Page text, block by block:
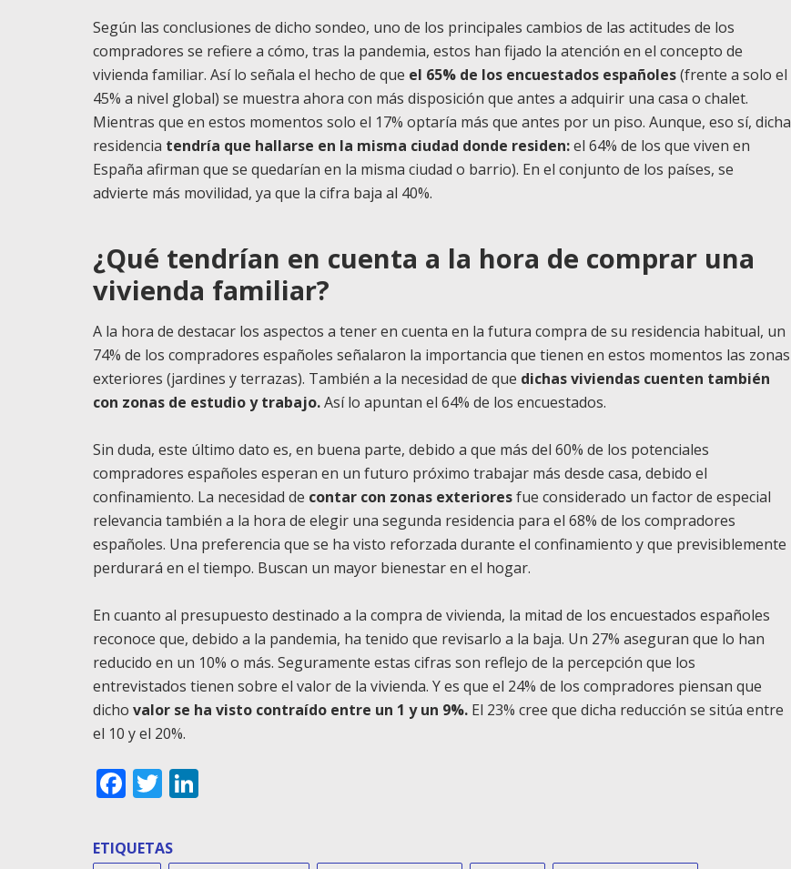
Según las conclusiones de dicho sondeo, uno de los principales cambios de las actitudes de los
compradores se refiere a cómo, tras la pandemia, estos han fijado la atención en el concepto de
vivienda familiar. Así lo señala el hecho de que el 65% de los encuestados españoles(frente a solo el
45% a nivel global) se muestra ahora con más disposición que antes a adquirir una casa o chalet.
Mientras que en estos momentos solo el 17% optaría más que antes por un piso. Aunque, eso sí, dicha
residencia tendría que hallarse en la misma ciudad donde residen:el 64% de los que viven en
España afirman que se quedarían en la misma ciudad o barrio). En el conjunto de los países, se
advierte más movilidad, ya que la cifra baja al 40%.
¿Qué tendrían en cuenta a la hora de comprar una
vivienda familiar?
A la hora de destacar los aspectos a tener en cuenta en la futura compra de su residencia habitual, un
74% de los compradores españoles señalaron la importancia que tienen en estos momentos las zonas
exteriores (jardines y terrazas). También a la necesidad de que dichas viviendas cuenten también
con zonas de estudio y trabajo.Así lo apuntan el 64% de los encuestados.
Sin duda, este último dato es, en buena parte, debido a que más del 60% de los potenciales
compradores españoles esperan en un futuro próximo trabajar más desde casa, debido el
confinamiento. La necesidad de contar con zonas exterioresfue considerado un factor de especial
relevancia también a la hora de elegir una segunda residencia para el 68% de los compradores
españoles. Una preferencia que se ha visto reforzada durante el confinamiento y que previsiblemente
perdurará en el tiempo. Buscan un mayor bienestar en el hogar.
En cuanto al presupuesto destinado a la compra de vivienda, la mitad de los encuestados españoles
reconoce que, debido a la pandemia, ha tenido que revisarlo a la baja. Un 27% aseguran que lo han
reducido en un 10% o más. Seguramente estas cifras son reflejo de la percepción que los
entrevistados tienen sobre el valor de la vivienda. Y es que el 24% de los compradores piensan que
dicho valor se ha visto contraído entre un 1 y un 9%. El 23% cree que dicha reducción se sitúa entre
el 10 y el 20%.
Facebook
Twitter
ETIQUETAS